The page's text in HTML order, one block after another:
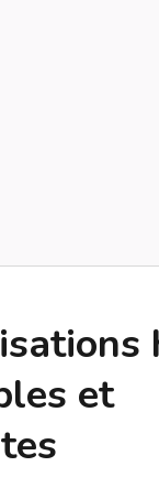
et